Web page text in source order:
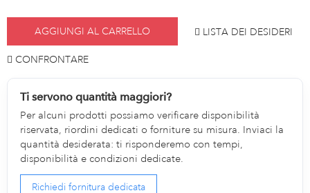
AGGIUNGI AL CARRELLO LISTA DEI DESIDERI
CONFRONTARE
Ti servono quantità maggiori?
Per alcuni prodotti possiamo verificare disponibilità
riservata, riordini dedicati o forniture su misura. Inviaci la
quantità desiderata: ti risponderemo con tempi,
disponibilità e condizioni dedicate.
Richiedi fornitura dedicata